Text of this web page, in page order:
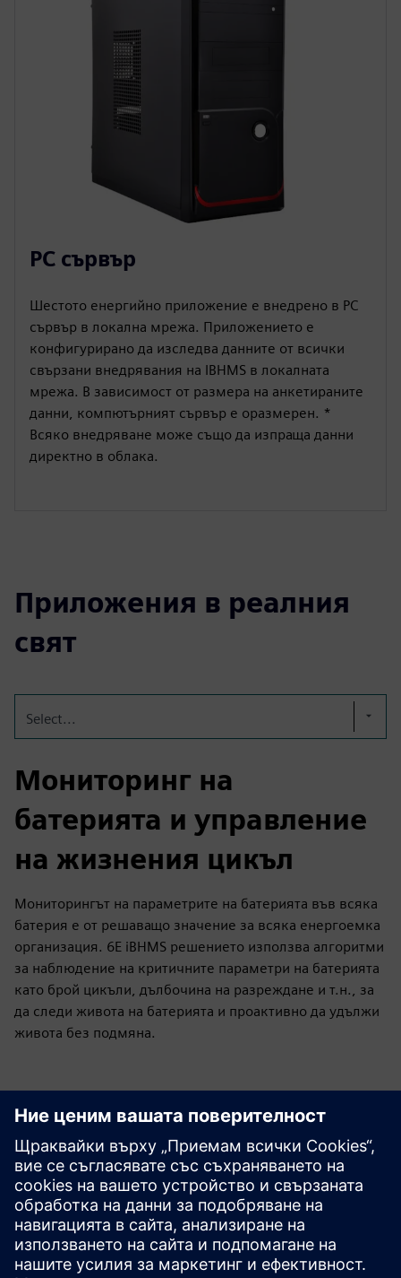
PC сървър
Шестото енергийно приложение е внедрено в PC
сървър в локална мрежа. Приложението е
конфигурирано да изследва данните от всички
свързани внедрявания на IBHMS в локалната
мрежа. В зависимост от размера на анкетираните
данни, компютърният сървър е оразмерен. *
Всяко внедряване може също да изпраща данни
директно в облака.
Приложения в реалния
свят
Select...
Мониторинг на
батерията и управление
на жизнения цикъл
Мониторингът на параметрите на батерията във всяка
батерия е от решаващо значение за всяка енергоемка
организация. 6E iBHMS решението използва алгоритми
за наблюдение на критичните параметри на батерията
като брой цикъли, дълбочина на разреждане и т.н., за
да следи живота на батерията и проактивно да удължи
живота без подмяна.
Разгледайте ресурси и
свързани продукти
Допълнителна информация и